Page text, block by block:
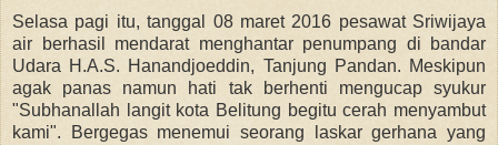
Selasa pagi itu, tanggal 08 maret 2016 pesawat Sriwijaya
air berhasil mendarat menghantar penumpang di bandar
Udara H.A.S. Hanandjoeddin, Tanjung Pandan. Meskipun
agak panas namun hati tak berhenti mengucap syukur
"Subhanallah langit kota Belitung begitu cerah menyambut
kami". Bergegas menemui seorang laskar gerhana yang